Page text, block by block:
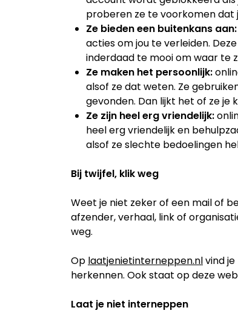
proberen ze te voorkomen dat
Ze bieden een buitenkans aan:
acties om jou te verleiden.
inderdaad te mooi om waar te
Ze maken het persoonlijk:
alsof ze dat weten. Ze
gevonden. Dan lijkt het of ze je
Ze zijn heel erg vriendelijk:
heel erg vriendelijk en
alsof ze slechte bedoelingen
Bij twijfel, klik weg
Weet je niet zeker of een mail of
afzender, verhaal, link of
weg.
Op laatjenietinterneppen.nlvind
herkennen. Ook staat op deze
Laat je niet interneppen